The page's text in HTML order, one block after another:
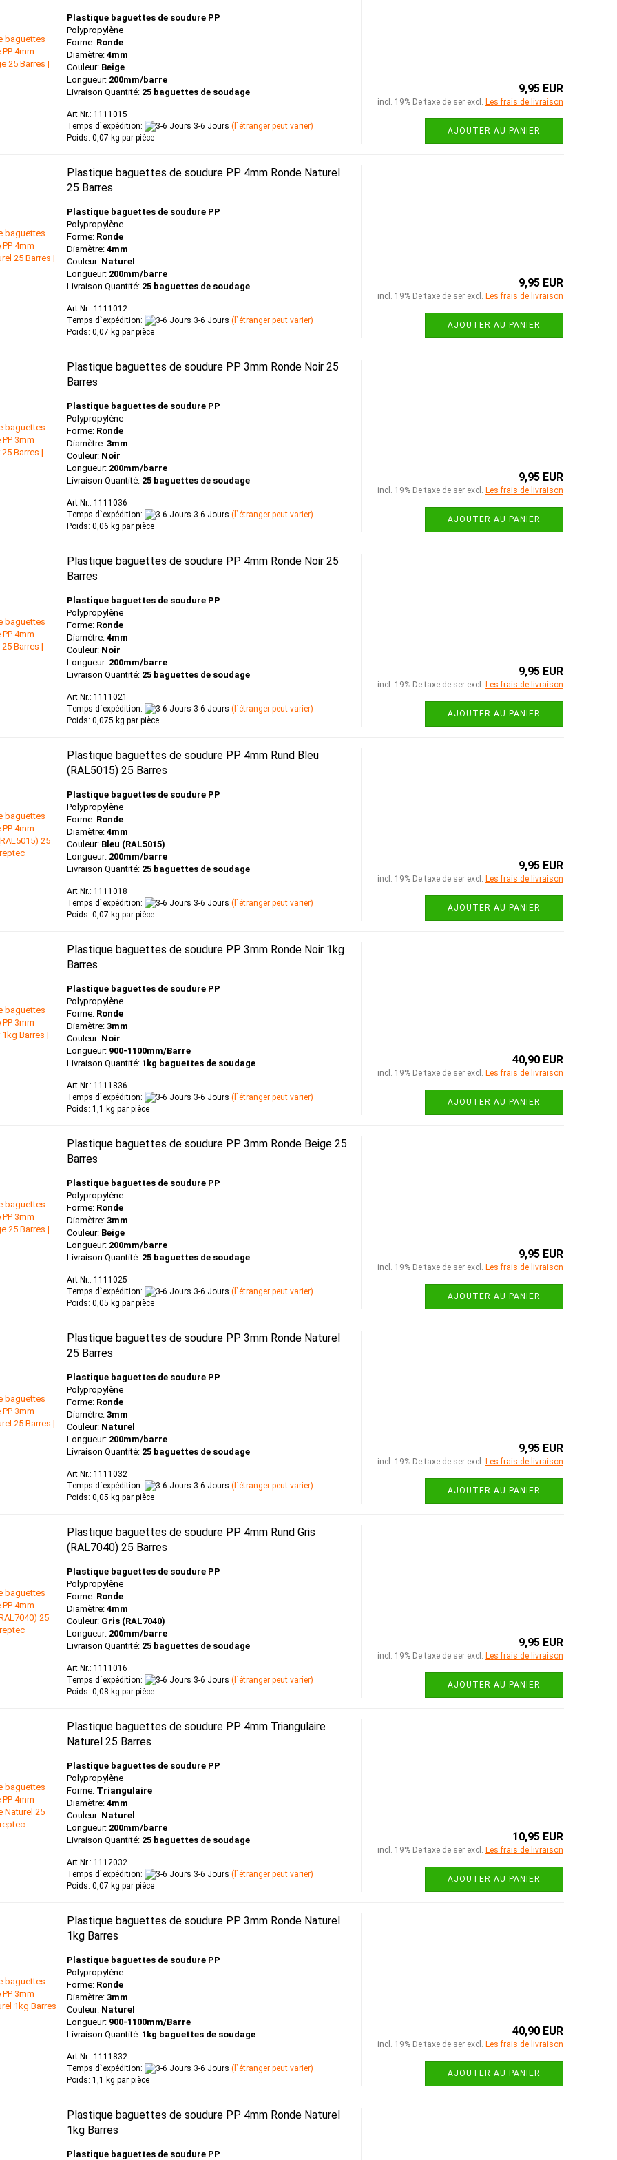
Plastique baguettes de soudure PP
Polypropylène
Forme: Ronde
Diamètre: 4mm
Couleur: Beige
Longueur: 200mm/barre
Livraison Quantité: 25 baguettes de soudage
Art.Nr.: 1111015
Temps d`expédition:
3-6 Jours (l`étranger peut varier)
Poids: 0,07 kg par pièce
9,95 EUR
incl. 19% De taxe de ser excl. Les frais de livraison
AJOUTER AU PANIER
Plastique baguettes de soudure PP 4mm Ronde Naturel
25 Barres
Plastique baguettes de soudure PP
Polypropylène
Forme: Ronde
Diamètre: 4mm
Couleur: Naturel
Longueur: 200mm/barre
Livraison Quantité: 25 baguettes de soudage
Art.Nr.: 1111012
Temps d`expédition:
3-6 Jours (l`étranger peut varier)
Poids: 0,07 kg par pièce
9,95 EUR
incl. 19% De taxe de ser excl. Les frais de livraison
AJOUTER AU PANIER
Plastique baguettes de soudure PP 3mm Ronde Noir 25
Barres
Plastique baguettes de soudure PP
Polypropylène
Forme: Ronde
Diamètre: 3mm
Couleur: Noir
Longueur: 200mm/barre
Livraison Quantité: 25 baguettes de soudage
Art.Nr.: 1111036
Temps d`expédition:
3-6 Jours (l`étranger peut varier)
Poids: 0,06 kg par pièce
9,95 EUR
incl. 19% De taxe de ser excl. Les frais de livraison
AJOUTER AU PANIER
Plastique baguettes de soudure PP 4mm Ronde Noir 25
Barres
Plastique baguettes de soudure PP
Polypropylène
Forme: Ronde
Diamètre: 4mm
Couleur: Noir
Longueur: 200mm/barre
Livraison Quantité: 25 baguettes de soudage
Art.Nr.: 1111021
Temps d`expédition:
3-6 Jours (l`étranger peut varier)
Poids: 0,075 kg par pièce
9,95 EUR
incl. 19% De taxe de ser excl. Les frais de livraison
AJOUTER AU PANIER
Plastique baguettes de soudure PP 4mm Rund Bleu
(RAL5015) 25 Barres
Plastique baguettes de soudure PP
Polypropylène
Forme: Ronde
Diamètre: 4mm
Couleur: Bleu (RAL5015)
Longueur: 200mm/barre
Livraison Quantité: 25 baguettes de soudage
Art.Nr.: 1111018
Temps d`expédition:
3-6 Jours (l`étranger peut varier)
Poids: 0,07 kg par pièce
9,95 EUR
incl. 19% De taxe de ser excl. Les frais de livraison
AJOUTER AU PANIER
Plastique baguettes de soudure PP 3mm Ronde Noir 1kg
Barres
Plastique baguettes de soudure PP
Polypropylène
Forme: Ronde
Diamètre: 3mm
Couleur: Noir
Longueur: 900-1100mm/Barre
Livraison Quantité: 1kg baguettes de soudage
Art.Nr.: 1111836
Temps d`expédition:
3-6 Jours (l`étranger peut varier)
Poids: 1,1 kg par pièce
40,90 EUR
incl. 19% De taxe de ser excl. Les frais de livraison
AJOUTER AU PANIER
Plastique baguettes de soudure PP 3mm Ronde Beige 25
Barres
Plastique baguettes de soudure PP
Polypropylène
Forme: Ronde
Diamètre: 3mm
Couleur: Beige
Longueur: 200mm/barre
Livraison Quantité: 25 baguettes de soudage
Art.Nr.: 1111025
Temps d`expédition:
3-6 Jours (l`étranger peut varier)
Poids: 0,05 kg par pièce
9,95 EUR
incl. 19% De taxe de ser excl. Les frais de livraison
AJOUTER AU PANIER
Plastique baguettes de soudure PP 3mm Ronde Naturel
25 Barres
Plastique baguettes de soudure PP
Polypropylène
Forme: Ronde
Diamètre: 3mm
Couleur: Naturel
Longueur: 200mm/barre
Livraison Quantité: 25 baguettes de soudage
Art.Nr.: 1111032
Temps d`expédition:
3-6 Jours (l`étranger peut varier)
Poids: 0,05 kg par pièce
9,95 EUR
incl. 19% De taxe de ser excl. Les frais de livraison
AJOUTER AU PANIER
Plastique baguettes de soudure PP 4mm Rund Gris
(RAL7040) 25 Barres
Plastique baguettes de soudure PP
Polypropylène
Forme: Ronde
Diamètre: 4mm
Couleur: Gris (RAL7040)
Longueur: 200mm/barre
Livraison Quantité: 25 baguettes de soudage
Art.Nr.: 1111016
Temps d`expédition:
3-6 Jours (l`étranger peut varier)
Poids: 0,08 kg par pièce
9,95 EUR
incl. 19% De taxe de ser excl. Les frais de livraison
AJOUTER AU PANIER
Plastique baguettes de soudure PP 4mm Triangulaire
Naturel 25 Barres
Plastique baguettes de soudure PP
Polypropylène
Forme: Triangulaire
Diamètre: 4mm
Couleur: Naturel
Longueur: 200mm/barre
Livraison Quantité: 25 baguettes de soudage
Art.Nr.: 1112032
Temps d`expédition:
3-6 Jours (l`étranger peut varier)
Poids: 0,07 kg par pièce
10,95 EUR
incl. 19% De taxe de ser excl. Les frais de livraison
AJOUTER AU PANIER
Plastique baguettes de soudure PP 3mm Ronde Naturel
1kg Barres
Plastique baguettes de soudure PP
Polypropylène
Forme: Ronde
Diamètre: 3mm
Couleur: Naturel
Longueur: 900-1100mm/Barre
Livraison Quantité: 1kg baguettes de soudage
Art.Nr.: 1111832
Temps d`expédition:
3-6 Jours (l`étranger peut varier)
Poids: 1,1 kg par pièce
40,90 EUR
incl. 19% De taxe de ser excl. Les frais de livraison
AJOUTER AU PANIER
Plastique baguettes de soudure PP 4mm Ronde Naturel
1kg Barres
Plastique baguettes de soudure PP